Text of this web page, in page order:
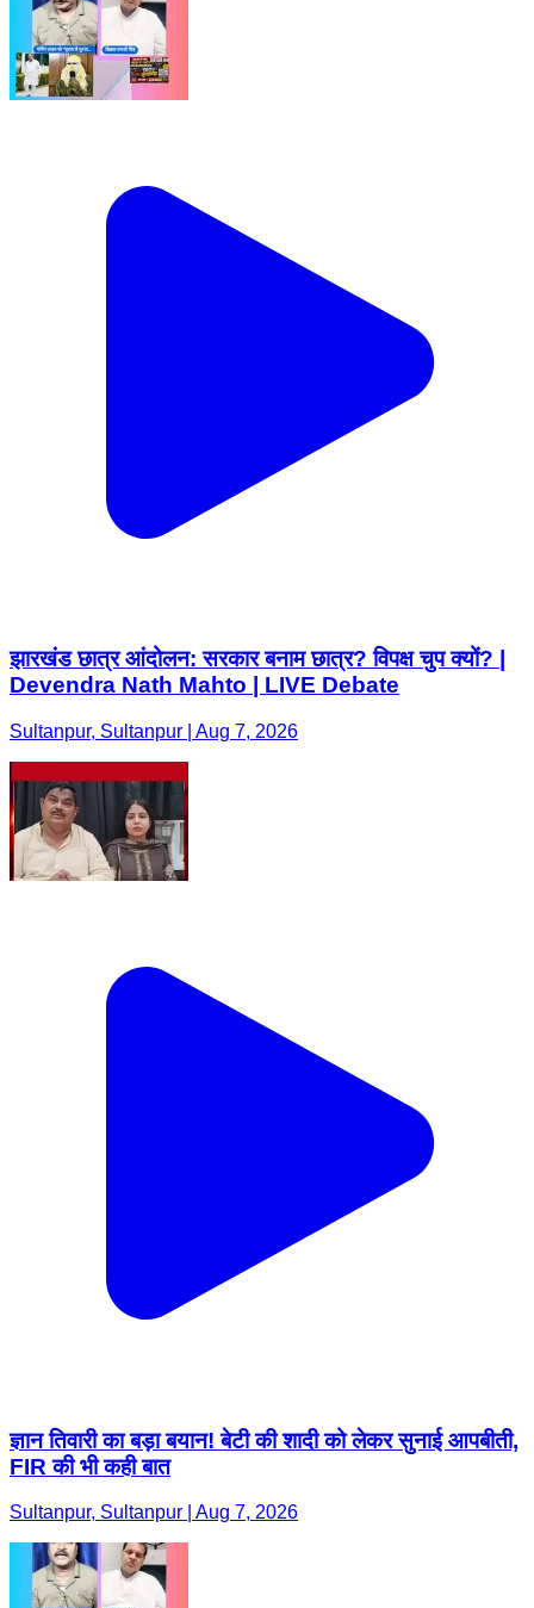
झारखंड छात्र आंदोलन: सरकार बनाम छात्र? विपक्ष चुप क्यों? |
Devendra Nath Mahto | LIVE Debate
Sultanpur, Sultanpur | Aug 7, 2026
ज्ञान तिवारी का बड़ा बयान! बेटी की शादी को लेकर सुनाई आपबीती,
FIR की भी कही बात
Sultanpur, Sultanpur | Aug 7, 2026